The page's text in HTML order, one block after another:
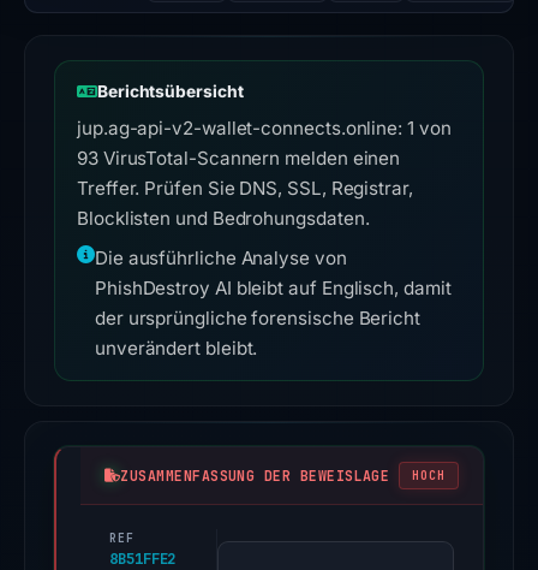
Berichtsübersicht
jup.ag-api-v2-wallet-connects.online: 1 von
93 VirusTotal-Scannern melden einen
Treffer. Prüfen Sie DNS, SSL, Registrar,
Blocklisten und Bedrohungsdaten.
Die ausführliche Analyse von
PhishDestroy AI bleibt auf Englisch, damit
der ursprüngliche forensische Bericht
unverändert bleibt.
ZUSAMMENFASSUNG DER BEWEISLAGE HOCH
REF
8B51FFE2
PhishDestroy